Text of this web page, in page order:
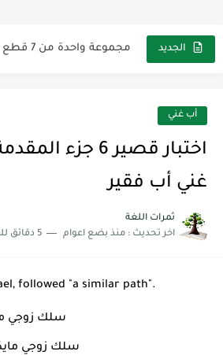
الجديد The Winter Surprise
أب غني
اختبار قصير 6
غني أب فقير
ثمرات اللغة
اخر تحديث : منذ بضع اعوام 5 دقائق للقراءة
followed "a similar path".
سلك زوجي
سلك زوجي